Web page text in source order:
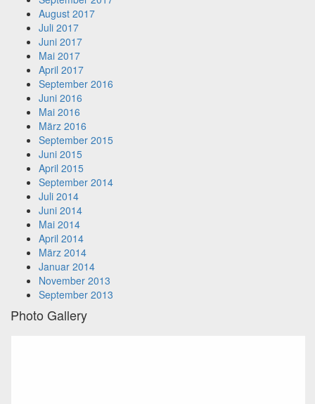
August 2017
Juli 2017
Juni 2017
Mai 2017
April 2017
September 2016
Juni 2016
Mai 2016
März 2016
September 2015
Juni 2015
April 2015
September 2014
Juli 2014
Juni 2014
Mai 2014
April 2014
März 2014
Januar 2014
November 2013
September 2013
Photo Gallery